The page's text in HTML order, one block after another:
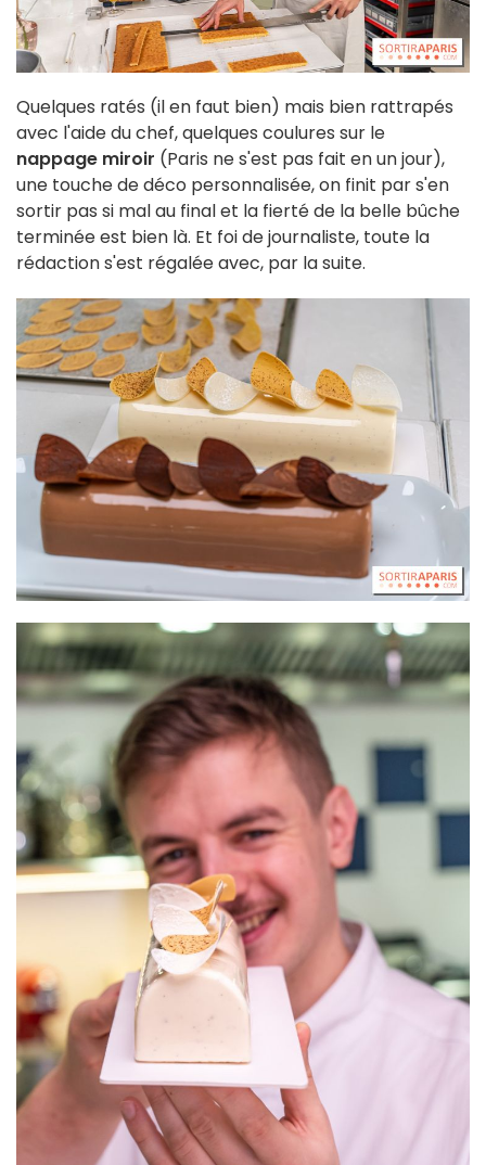
Quelques ratés (il en faut bien) mais bien rattrapés
avec l'aide du chef, quelques coulures sur le
nappage miroir (Paris ne s'est pas fait en un jour),
une touche de déco personnalisée, on finit par s'en
sortir pas si mal au final et la fierté de la belle bûche
terminée est bien là. Et foi de journaliste, toute la
rédaction s'est régalée avec, par la suite.